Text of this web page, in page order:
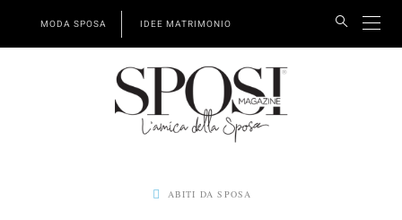
MODA SPOSA IDEE MATRIMONIO
ABITI DA SPOSA